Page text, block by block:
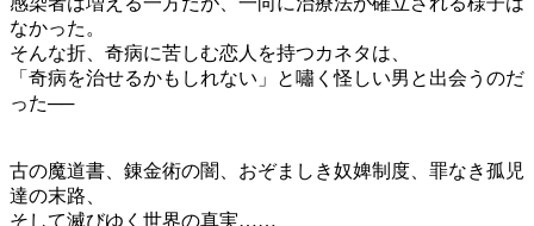
なかった。
そんな折、奇病に苦しむ恋人を持つカネタは、
「奇病を治せるかもしれない」と嘯く怪しい男と出会うのだ
った──
古の魔道書、錬金術の闇、おぞましき奴婢制度、罪なき孤児
達の末路、
そして滅びゆく世界の真実……